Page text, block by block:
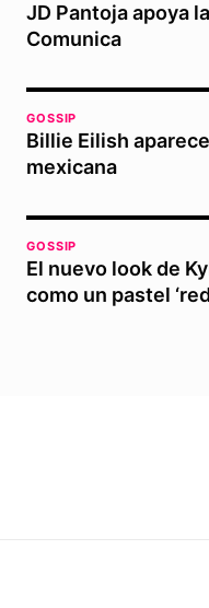
JD Pantoja apoya
Comunica
GOSSIP
Billie Eilish
mexicana
GOSSIP
El nuevo look de
como un pastel